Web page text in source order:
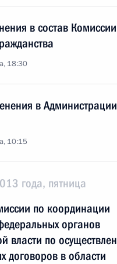
в состав Комиссии
18:30
в Администрации
10:15
года, пятница
по координации
органов
власти по
договоров в области